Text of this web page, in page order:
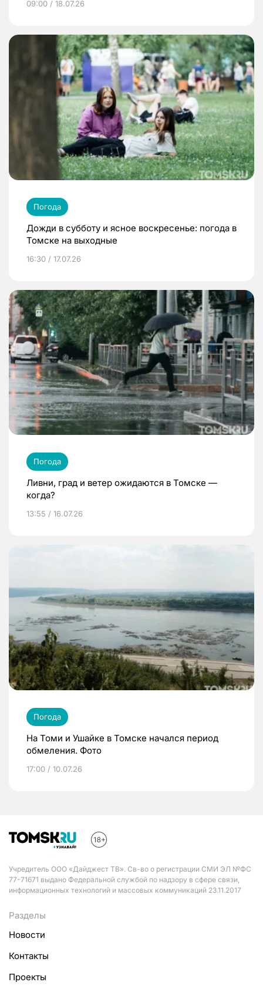
09:00 / 18.07.26
Погода
Дожди в субботу и ясное воскресенье: погода в
Томске на выходные
16:30 / 17.07.26
Погода
Ливни, град и ветер ожидаются в Томске —
когда?
13:55 / 16.07.26
Погода
На Томи и Ушайке в Томске начался период
обмеления. Фото
17:00 / 10.07.26
Учредитель ООО «Дайджест ТВ». Св-во о регистрации СМИ ЭЛ №ФС
77-71671 выдано Федеральной службой по надзору в сфере связи,
информационных технологий и массовых коммуникаций 23.11.2017
Разделы
Новости
Контакты
Проекты